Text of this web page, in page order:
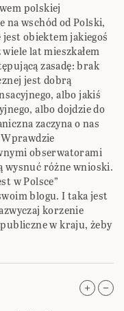
polskiej
na wschód od Polski,
obiektem jakiegoś
lat mieszkałem
zasadę: brak
jest dobrą
albo jakiś
albo dojdzie do
zaczyna o nas
obserwatorami
wysnuć różne wnioski.
w Polsce”
blogu. I taka jest
korzenie
w kraju, żeby